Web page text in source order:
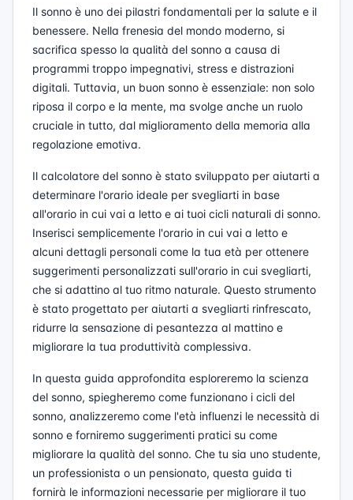
Il sonno è uno dei pilastri fondamentali per la salute e il
benessere. Nella frenesia del mondo moderno, si
sacrifica spesso la qualità del sonno a causa di
programmi troppo impegnativi, stress e distrazioni
digitali. Tuttavia, un buon sonno è essenziale: non solo
riposa il corpo e la mente, ma svolge anche un ruolo
cruciale in tutto, dal miglioramento della memoria alla
regolazione emotiva.
Il calcolatore del sonno è stato sviluppato per aiutarti a
determinare l'orario ideale per svegliarti in base
all'orario in cui vai a letto e ai tuoi cicli naturali di sonno.
Inserisci semplicemente l'orario in cui vai a letto e
alcuni dettagli personali come la tua età per ottenere
suggerimenti personalizzati sull'orario in cui svegliarti,
che si adattino al tuo ritmo naturale. Questo strumento
è stato progettato per aiutarti a svegliarti rinfrescato,
ridurre la sensazione di pesantezza al mattino e
migliorare la tua produttività complessiva.
In questa guida approfondita esploreremo la scienza
del sonno, spiegheremo come funzionano i cicli del
sonno, analizzeremo come l'età influenzi le necessità di
sonno e forniremo suggerimenti pratici su come
migliorare la qualità del sonno. Che tu sia uno studente,
un professionista o un pensionato, questa guida ti
fornirà le informazioni necessarie per migliorare il tuo